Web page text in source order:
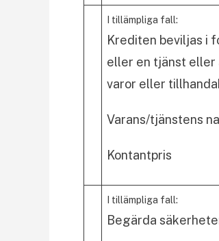
I tillämpliga fall:
Krediten beviljas i
eller en tjänst eller
varor eller
Varans/tjänstens
Kontantpris
I tillämpliga fall:
Begärda